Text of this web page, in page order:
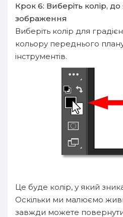
Крок 6: Виберіть колір,
зображення
Виберіть колір для
кольору переднього
інструментів.
Це буде колір, у який
Оскільки ми малюємо
завжди можете